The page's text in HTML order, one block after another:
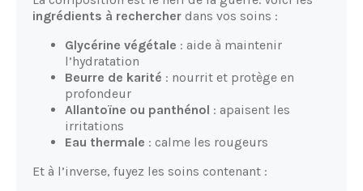
ingrédients à rechercher dans vos soins :
Glycérine végétale : aide à maintenir
l’hydratation
Beurre de karité : nourrit et protège en
profondeur
Allantoïne ou panthénol : apaisent les
irritations
Eau thermale : calme les rougeurs
Et à l’inverse, fuyez les soins contenant :